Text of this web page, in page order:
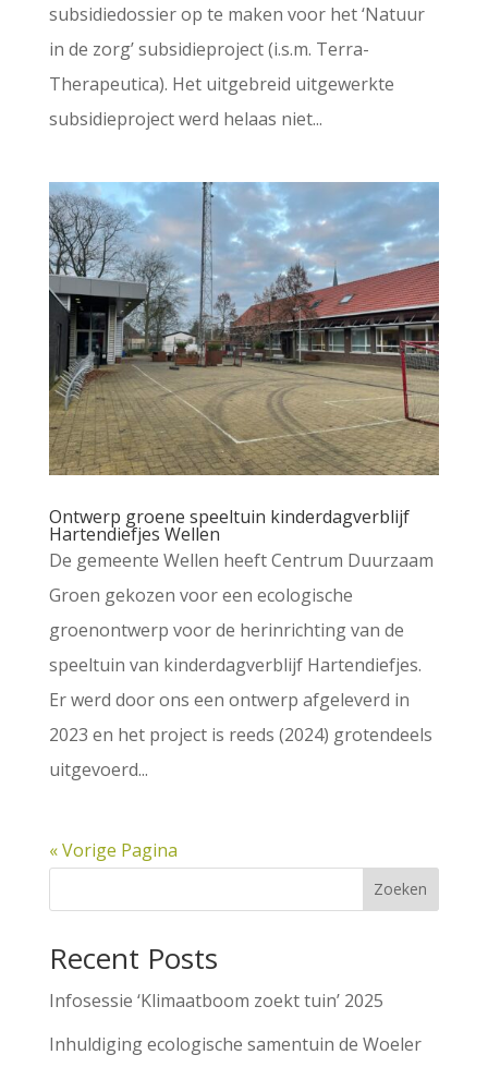
subsidiedossier op te maken voor het ‘Natuur
in de zorg’ subsidieproject (i.s.m. Terra-
Therapeutica). Het uitgebreid uitgewerkte
subsidieproject werd helaas niet...
Ontwerp groene speeltuin kinderdagverblijf
Hartendiefjes Wellen
De gemeente Wellen heeft Centrum Duurzaam
Groen gekozen voor een ecologische
groenontwerp voor de herinrichting van de
speeltuin van kinderdagverblijf Hartendiefjes.
Er werd door ons een ontwerp afgeleverd in
2023 en het project is reeds (2024) grotendeels
uitgevoerd...
« Vorige Pagina
Zoeken
Recent Posts
Infosessie ‘Klimaatboom zoekt tuin’ 2025
Inhuldiging ecologische samentuin de Woeler